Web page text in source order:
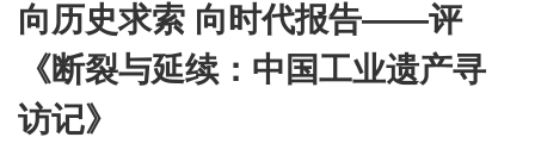
向历史求索 向时代报告——评
《断裂与延续：中国工业遗产寻
访记》